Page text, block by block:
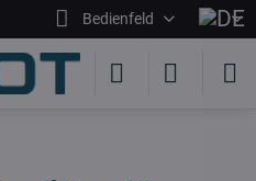
Bedienfeld